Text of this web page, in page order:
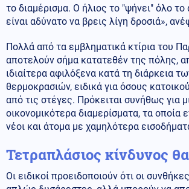
το διαμέρισμα. Ο ήλιος το "ψήνει" όλο
είναι αδύνατο να βρεις λίγη δροσιά»,
Πολλά από τα εμβληματικά κτίρια του
αποτελούν σήμα κατατεθέν της πόλης,
ιδιαίτερα αφιλόξενα κατά τη διάρκεια
θερμοκρασιών, ειδικά για όσους
από τις στέγες. Πρόκειται συνήθως για
οικονομικότερα διαμερίσματα, τα οποία
νέοι και άτομα με χαμηλότερα
Τετραπλάσιος κίνδυνος
Οι ειδικοί προειδοποιούν ότι οι